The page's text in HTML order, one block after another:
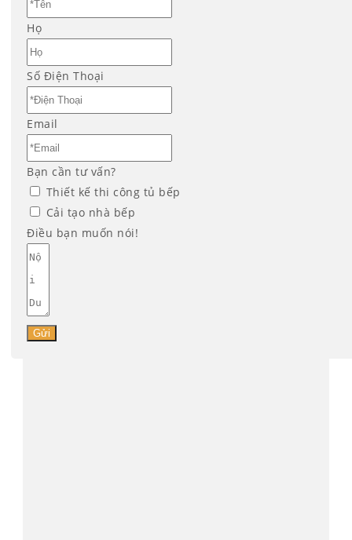
Họ
Số Điện Thoại
Email
Bạn cần tư vấn?
Thiết kế thi công tủ bếp
Cải tạo nhà bếp
Điều bạn muốn nói!
Gửi